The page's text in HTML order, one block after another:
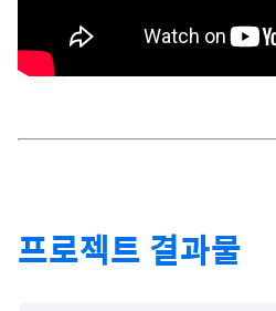
프로젝트 결과물